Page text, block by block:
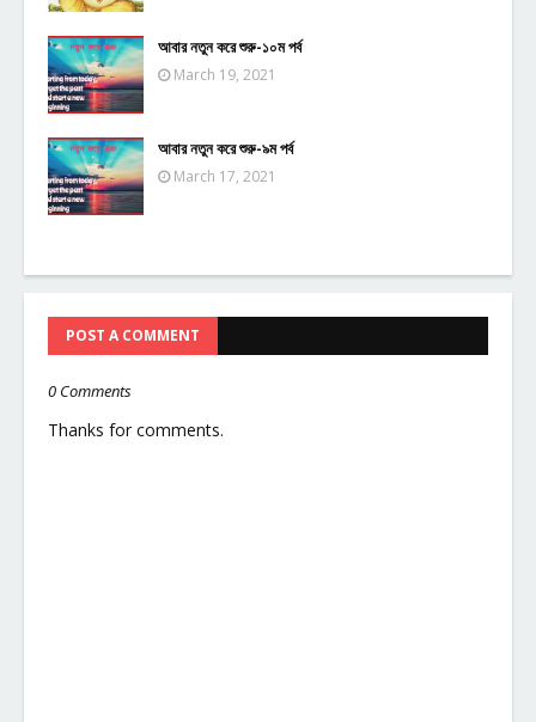
আবার নতুন করে শুরু-১০ম পর্ব
March 19, 2021
আবার নতুন করে শুরু-৯ম পর্ব
March 17, 2021
POST A COMMENT
0 Comments
Thanks for comments.